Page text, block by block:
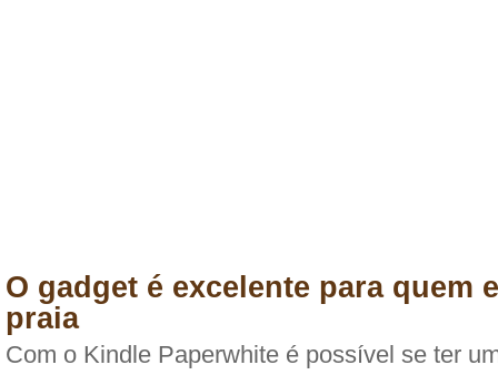
O gadget é excelente para quem
praia
Com o Kindle Paperwhite é possível se ter